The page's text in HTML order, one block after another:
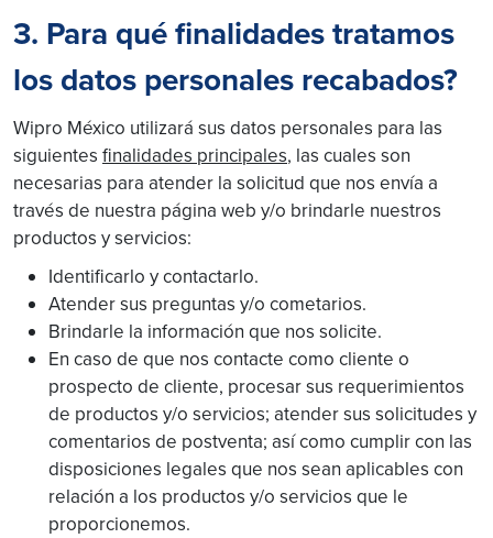
3. Para qué finalidades tratamos
los datos personales recabados?
Wipro México utilizará sus datos personales para las
siguientes finalidades principales, las cuales son
necesarias para atender la solicitud que nos envía a
través de nuestra página web y/o brindarle nuestros
productos y servicios:
Identificarlo y contactarlo.
Atender sus preguntas y/o cometarios.
Brindarle la información que nos solicite.
En caso de que nos contacte como cliente o
prospecto de cliente, procesar sus requerimientos
de productos y/o servicios; atender sus solicitudes y
comentarios de postventa; así como cumplir con las
disposiciones legales que nos sean aplicables con
relación a los productos y/o servicios que le
proporcionemos.